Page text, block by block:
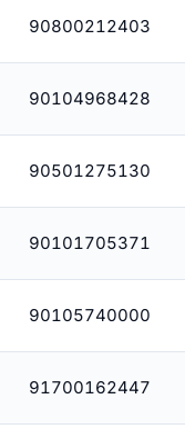
90800212403
90104968428
90501275130
90101705371
90105740000
91700162447